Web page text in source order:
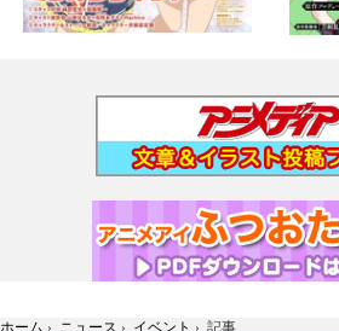
ホーム › ニュース › イベント › 記事